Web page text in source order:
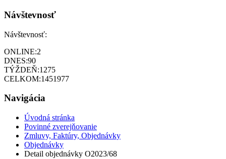
Návštevnosť
Návštevnosť:
ONLINE:2
DNES:90
TÝŽDEŇ:1275
CELKOM:1451977
Navigácia
Úvodná stránka
Povinné zverejňovanie
Zmluvy, Faktúry, Objednávky
Objednávky
Detail objednávky O2023/68